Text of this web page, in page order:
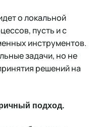
о локальной
пусть и с
инструментов.
задачи, но не
решений на
подход.